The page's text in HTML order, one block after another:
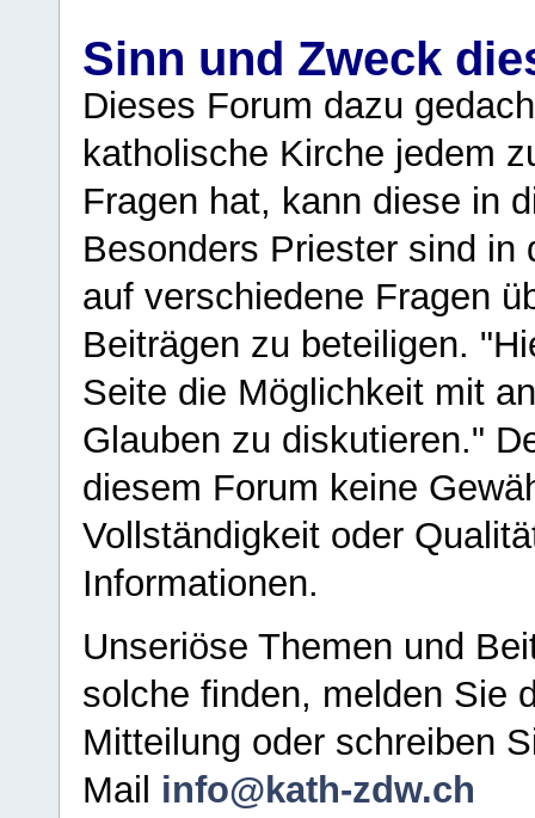
Sinn und Zweck
Dieses Forum dazu
katholische Kirche jedem
Fragen hat, kann diese in
Besonders Priester sind in
auf verschiedene Fragen
Beiträgen zu beteiligen.
Seite die Möglichkeit mit
Glauben zu diskutieren."
diesem Forum keine
Vollständigkeit oder
Informationen.
Unseriöse Themen und
solche finden, melden Sie
Mitteilung oder schreiben
Mail info@kath-zdw.ch